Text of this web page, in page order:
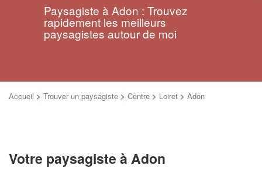
Paysagiste à Adon : Trouvez
rapidement les meilleurs
paysagistes autour de moi
Accueil > Trouver un paysagiste > Centre > Loiret > Adon
Votre paysagiste à Adon